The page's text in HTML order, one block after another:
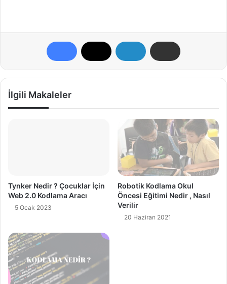
İlgili Makaleler
Tynker Nedir ? Çocuklar İçin
Web 2.0 Kodlama Aracı
5 Ocak 2023
Robotik Kodlama Okul
Öncesi Eğitimi Nedir , Nasıl
Verilir
20 Haziran 2021